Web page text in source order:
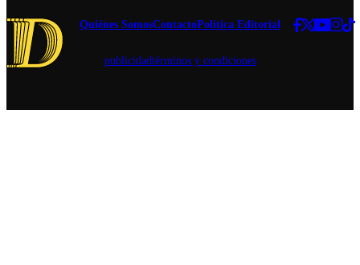
entregado en
cadena
Quiénes SomosContactoPolítica Editorial
publicidadtérminos y condiciones